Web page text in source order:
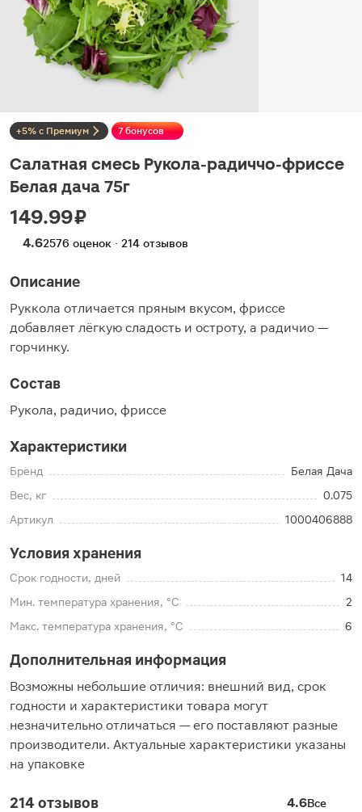
+5% с Премиум 7 бонусов
Салатная смесь Рукола-радиччо-фриссе
Белая дача 75г
149.99 ₽
4.62576 оценок · 214 отзывов
Описание
Руккола отличается пряным вкусом, фриссе
добавляет лёгкую сладость и остроту, а радичио —
горчинку.
Состав
Рукола, радичио, фриссе
Характеристики
Бренд
Белая Дача
Вес, кг
0.075
Артикул
1000406888
Условия хранения
Срок годности, дней
14
Мин. температура хранения, °C
2
Макс. температура хранения, °C
6
Дополнительная информация
Возможны небольшие отличия: внешний вид, срок
годности и характеристики товара могут
незначительно отличаться — его поставляют разные
производители. Актуальные характеристики указаны
на упаковке
214 отзывов 4.6Все